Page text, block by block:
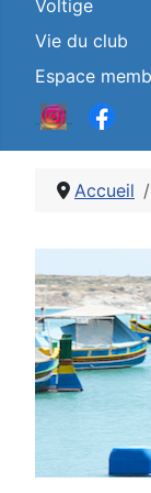
Voltige
Vie du club
Espace
Accueil